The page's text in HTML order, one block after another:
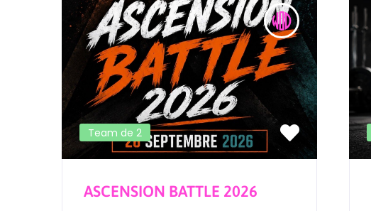
Team de 2
ASCENSION BATTLE 2026